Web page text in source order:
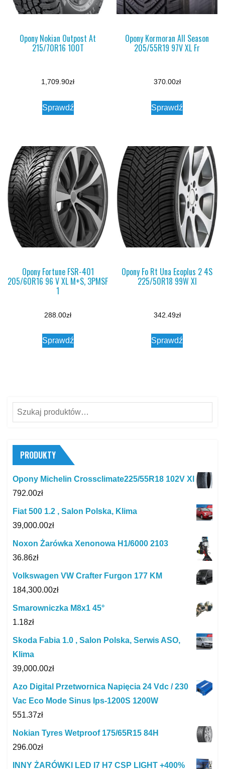
Opony Nokian Outpost At
215/70R16 100T
1,709.90zł
Sprawdź
Opony Kormoran All Season
205/55R19 97V XL Fr
370.00zł
Sprawdź
Opony Fortune FSR-401
205/60R16 96 V XL M+S, 3PMSF
1
288.00zł
Sprawdź
Opony Fo Rt Una Ecoplus 2 4S
225/50R18 99W Xl
342.49zł
Sprawdź
Szukaj:
PRODUKTY
Opony Michelin Crossclimate225/55R18 102V Xl
792.00zł
Fiat 500 1.2 , Salon Polska, Klima
39,000.00zł
Noxon Żarówka Xenonowa H1/6000 2103
36.86zł
Volkswagen VW Crafter Furgon 177 KM
184,300.00zł
Smarowniczka M8x1 45°
1.18zł
Skoda Fabia 1.0 , Salon Polska, Serwis ASO,
Klima
39,000.00zł
Azo Digital Przetwornica Napięcia 24 Vdc / 230
Vac Eco Mode Sinus Ips-1200S 1200W
551.37zł
Nokian Tyres Wetproof 175/65R15 84H
296.00zł
INNY ŻARÓWKI LED I7 H7 CSP LIGHT +400%